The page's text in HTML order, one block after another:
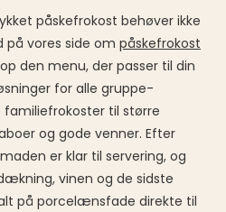
påskefrokost behøver ikke
vores side om påskefrokost
den menu, der passer til din
for alle gruppe­
til større
og gode venner. Efter
er klar til servering, og
vinen og de sidste
på porcelænsfade direkte til